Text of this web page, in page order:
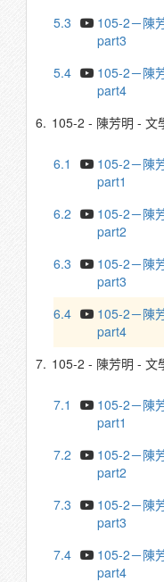
5.3
105-2－陳
part3
5.4
105-2－陳
part4
6. 105-2 - 陳芳明 - 文
6.1
105-2－陳
part1
6.2
105-2－陳
part2
6.3
105-2－陳
part3
6.4
105-2－陳
part4
7. 105-2 - 陳芳明 - 文
7.1
105-2－陳
part1
7.2
105-2－陳
part2
7.3
105-2－陳
part3
7.4
105-2－陳
part4